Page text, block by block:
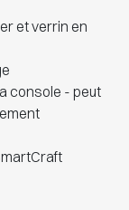
et verrin en
console - peut